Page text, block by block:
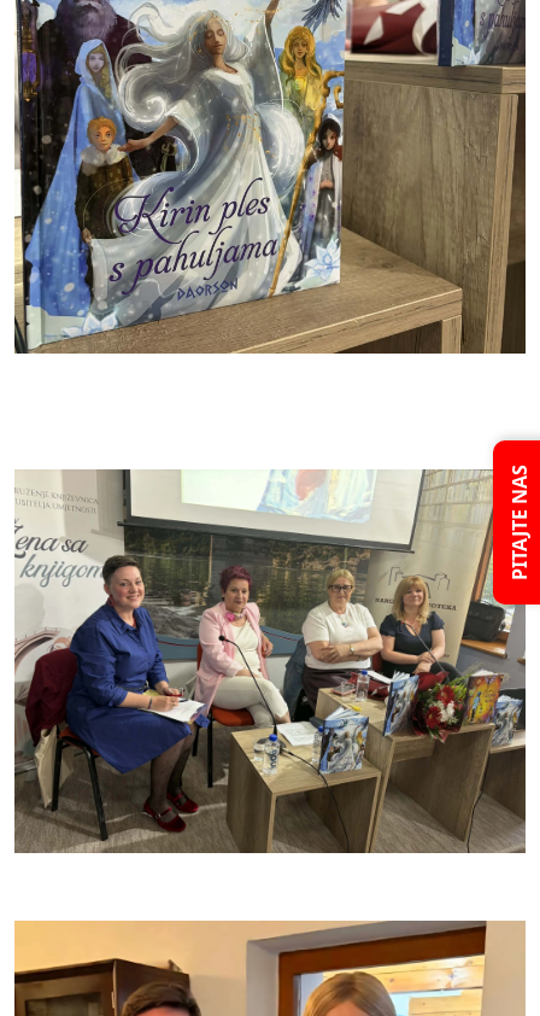
PITAJTE NAS